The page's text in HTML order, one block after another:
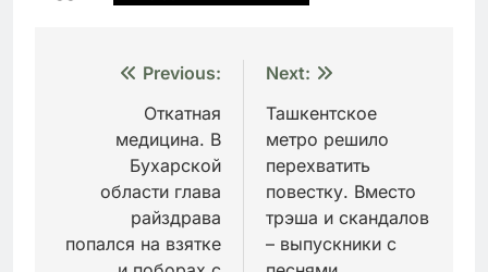
Навигация
записям
Previous:
Откатная
медицина. В
Бухарской
области глава
райздрава
попался на взятке
Next:
Ташкентское
метро решило
перехватить
повестку. Вместо
трэша и скандалов
– выпускники с